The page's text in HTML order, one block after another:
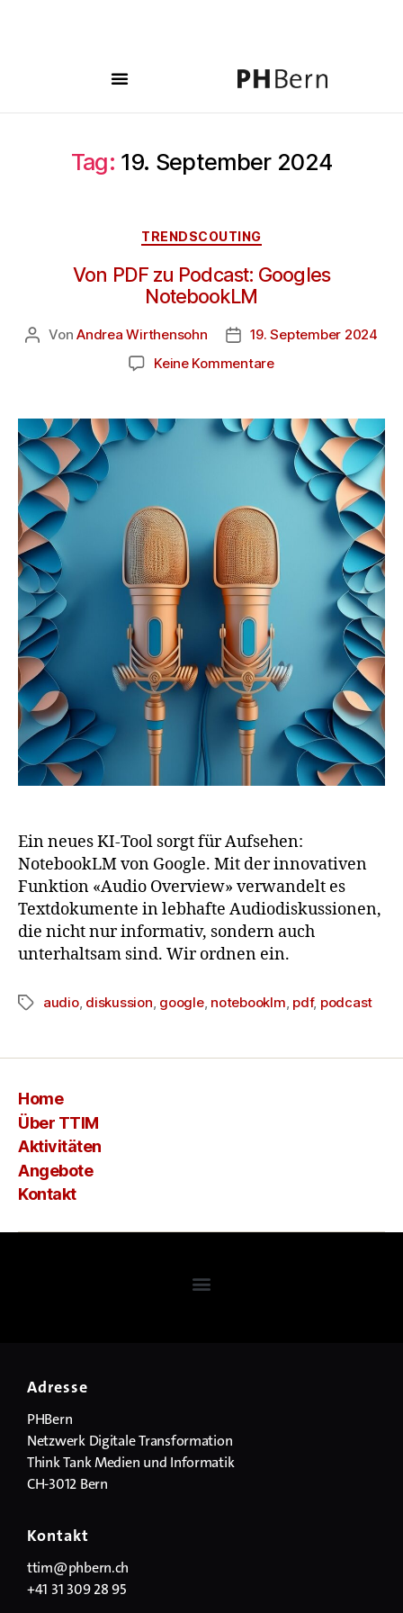
Tag: 19. September 2024
TRENDSCOUTING
Von PDF zu Podcast: Googles
NotebookLM
VonAndrea Wirthensohn
19. September 2024
Keine Kommentare
Ein neues KI-Tool sorgt für Aufsehen:
NotebookLM von Google. Mit der innovativen
Funktion «Audio Overview» verwandelt es
Textdokumente in lebhafte Audiodiskussionen,
die nicht nur informativ, sondern auch
unterhaltsam sind. Wir ordnen ein.
audio, diskussion google, notebooklm pdf, podcast
Home
Über TTIM
Aktivitäten
Angebote
Kontakt
Adresse
PHBern
Netzwerk Digitale Transformation
Think Tank Medien und Informatik
CH-3012 Bern
Kontakt
ttim@phbern.ch
+41 31 309 28 95